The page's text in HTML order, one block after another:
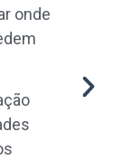
onde